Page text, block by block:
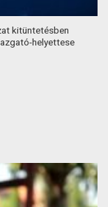
kitüntetésben
helyettese